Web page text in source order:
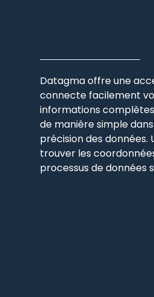
Datagma offre une
connecte facilement
informations
de manière simple
précision des données.
trouver les
processus de